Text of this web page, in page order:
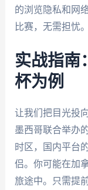
的浏览隐私和网
比赛，无需担忧。
实战指南
杯为例
让我们把目光投
墨西哥联合举办
时区，国内平台
侣。你可能在加
旅途中。只需提